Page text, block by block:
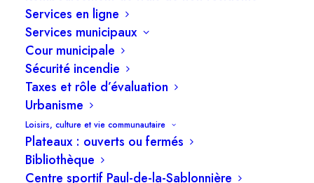
Services en ligne
Services municipaux
Cour municipale
Sécurité incendie
Taxes et rôle d’évaluation
Urbanisme
Loisirs, culture et vie communautaire
Plateaux : ouverts ou fermés
Bibliothèque
Centre sportif Paul-de-la-Sablonnière
Les membres du conseil municipal tiendront une
séance ordinaire, le lundi 11 mai 2026, à 19 h
30 à l’hôtel de ville.
Ordre du jour
1. Adoption de l’ordre du jour